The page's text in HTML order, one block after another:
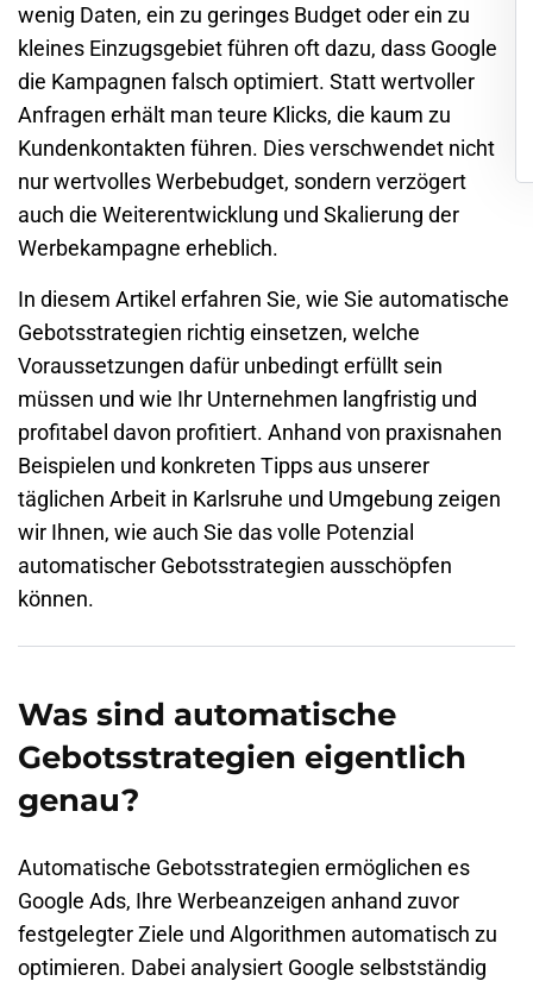
wenig Daten, ein zu geringes Budget oder ein zu
kleines Einzugsgebiet führen oft dazu, dass Google
die Kampagnen falsch optimiert. Statt wertvoller
Anfragen erhält man teure Klicks, die kaum zu
Kundenkontakten führen. Dies verschwendet nicht
nur wertvolles Werbebudget, sondern verzögert
auch die Weiterentwicklung und Skalierung der
Werbekampagne erheblich.
In diesem Artikel erfahren Sie, wie Sie automatische
Gebotsstrategien richtig einsetzen, welche
Voraussetzungen dafür unbedingt erfüllt sein
müssen und wie Ihr Unternehmen langfristig und
profitabel davon profitiert. Anhand von praxisnahen
Beispielen und konkreten Tipps aus unserer
täglichen Arbeit in Karlsruhe und Umgebung zeigen
wir Ihnen, wie auch Sie das volle Potenzial
automatischer Gebotsstrategien ausschöpfen
können.
Was sind automatische
Gebotsstrategien eigentlich
genau?
Automatische Gebotsstrategien ermöglichen es
Google Ads, Ihre Werbeanzeigen anhand zuvor
festgelegter Ziele und Algorithmen automatisch zu
optimieren. Dabei analysiert Google selbstständig